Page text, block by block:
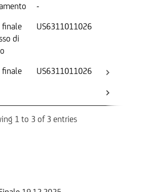
-
finale
di
US6311011026
finale US6311011026
1 to 3 of 3 entries